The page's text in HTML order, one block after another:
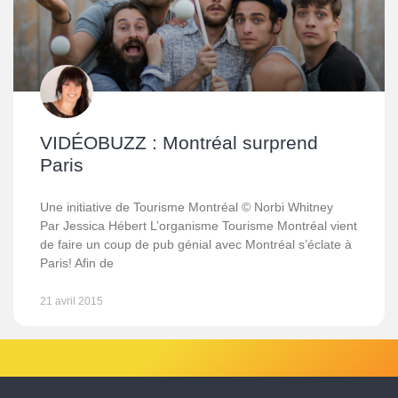
VIDÉOBUZZ : Montréal surprend
Paris
Une initiative de Tourisme Montréal © Norbi Whitney
Par Jessica Hébert L’organisme Tourisme Montréal vient
de faire un coup de pub génial avec Montréal s’éclate à
Paris! Afin de
21 avril 2015